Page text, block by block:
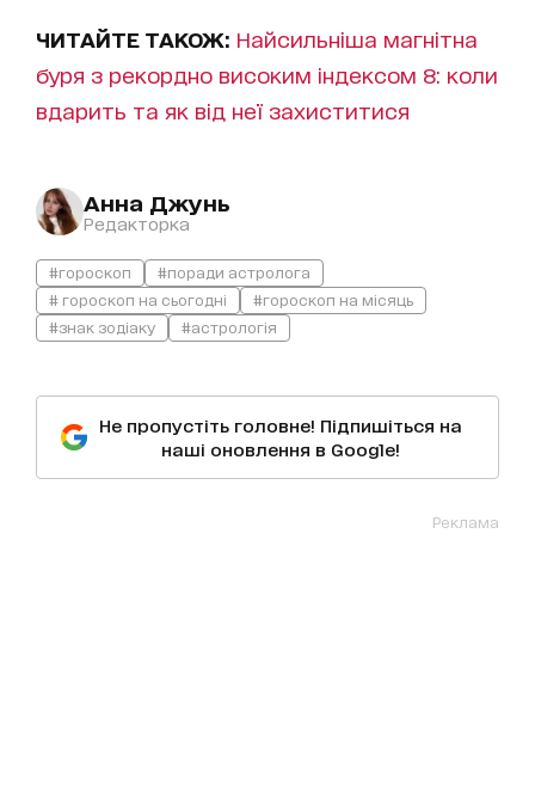
ЧИТАЙТЕ ТАКОЖ: Найсильніша магнітна
буря з рекордно високим індексом 8: коли
вдарить та як від неї захиститися
Анна Джунь
Редакторка
#гороскоп
#поради астролога
# гороскоп на сьогодні
#гороскоп на місяць
#знак зодіаку
#астрологія
Не пропустіть головне! Підпишіться на
наші оновлення в Google!
Реклама